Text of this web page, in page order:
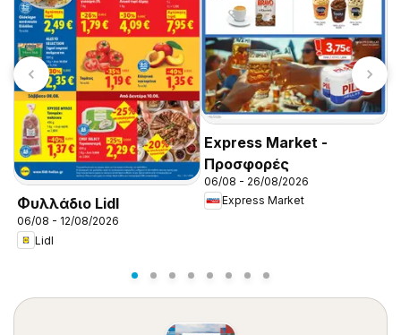
Φυλλάδιο Lidl
06/08 - 12/08/2026
Lidl
Express Market -
Προσφορές
06/08 - 26/08/2026
Express Market